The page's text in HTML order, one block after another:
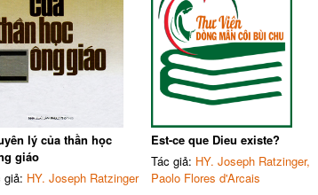
lý của thần học
giáo
giả: HY. Joseph Ratzinger
Est-ce que Dieu existe?
Tác giả: HY. Joseph Ratzinger,
Paolo Flores d'Arcais